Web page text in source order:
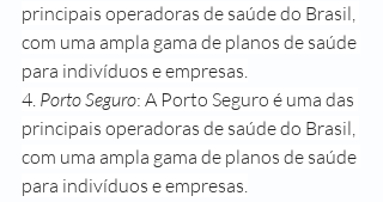
principais operadoras de saúde do Brasil,
com uma ampla gama de planos de saúde
para indivíduos e empresas.
4. Porto Seguro: A Porto Seguro é uma das
principais operadoras de saúde do Brasil,
com uma ampla gama de planos de saúde
para indivíduos e empresas.